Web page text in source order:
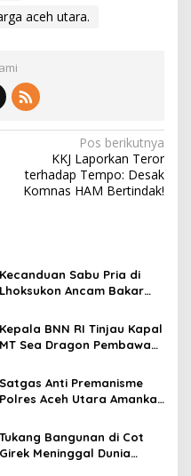
aceh utara.
Pos berikutnya
KKJ Laporkan Teror
terhadap Tempo: Desak
Komnas HAM Bertindak!
Kecanduan Sabu Pria di
Lhoksukon Ancam Bakar
Kepala BNN RI Tinjau Kapal
MT Sea Dragon Pembawa
Satgas Anti Premanisme
Polres Aceh Utara Amankan
Tukang Bangunan di Cot
Girek Meninggal Dunia